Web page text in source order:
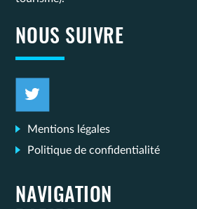
NOUS SUIVRE
Mentions légales
Politique de confidentialité
NAVIGATION